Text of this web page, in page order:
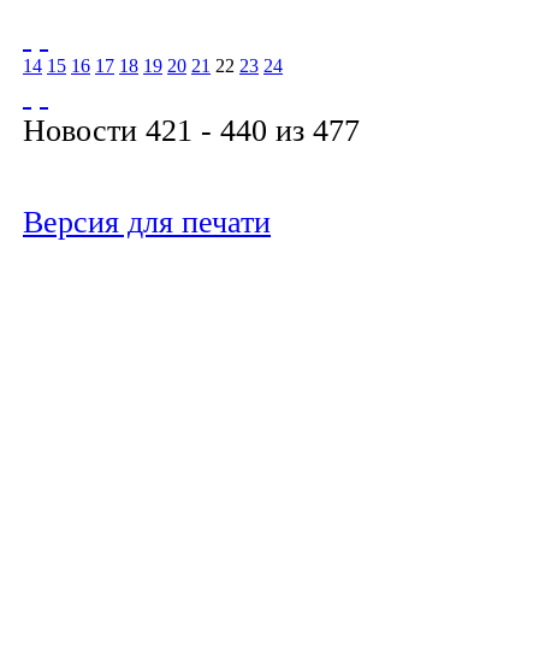
14 15 16 17 18 19 20 21 22 23 24
Новости 421 - 440 из 477
Версия для печати